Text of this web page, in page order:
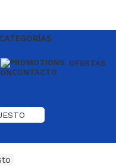
OFERTAS
CONTACTO